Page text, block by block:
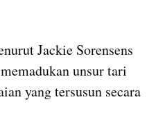
Jackie Sorensens
unsur tari
yang tersusun secara